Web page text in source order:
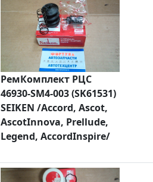
РемКомплект РЦС
46930-SM4-003 (SK61531)
SEIKEN /Accord, Ascot,
AscotInnova, Prellude,
Legend, AccordInspire/